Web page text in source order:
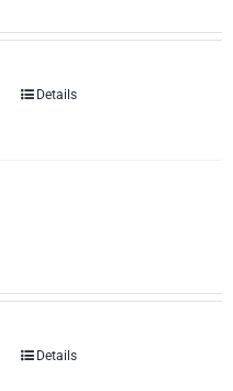
Details
Details